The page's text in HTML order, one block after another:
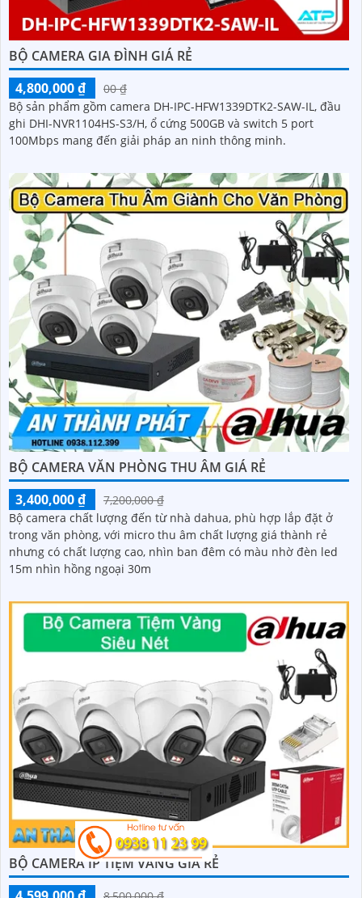
BỘ CAMERA GIA ĐÌNH GIÁ RẺ
4,800,000 ₫
00 ₫
Bộ sản phẩm gồm camera DH-IPC-HFW1339DTK2-SAW-IL, đầu
ghi DHI-NVR1104HS-S3/H, ổ cứng 500GB và switch 5 port
100Mbps mang đến giải pháp an ninh thông minh.
BỘ CAMERA VĂN PHÒNG THU ÂM GIÁ RẺ
3,400,000 ₫
7,200,000 ₫
Bộ camera chất lượng đến từ nhà dahua, phù hợp lắp đặt ở
trong văn phòng, với micro thu âm chất lượng giá thành rẻ
nhưng có chất lượng cao, nhìn ban đêm có màu nhờ đèn led
15m nhìn hồng ngoại 30m
BỘ CAMERA IP TIỆM VÀNG GIÁ RẺ